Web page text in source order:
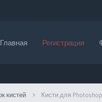
Главная Регистрация
кистей Кисти для Photoshop